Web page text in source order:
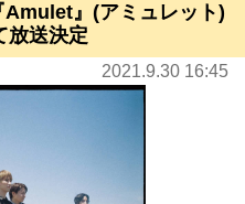
Amulet』(アミュレット)
放送決定
2021.9.30 16:45